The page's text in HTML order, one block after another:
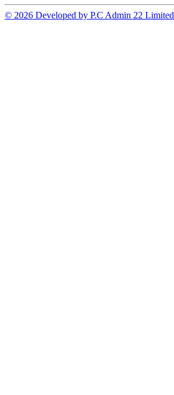
© 2026 Developed by P.C Admin 22 Limited